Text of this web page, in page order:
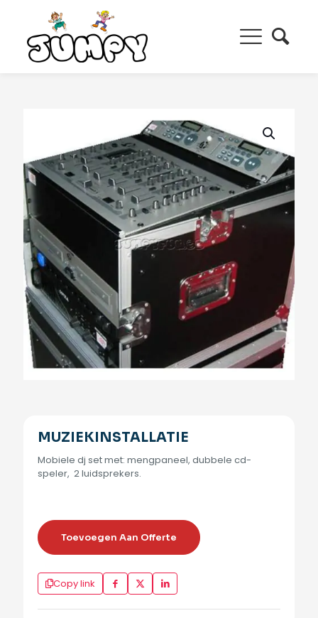
MUZIEKINSTALLATIE
Mobiele dj set met: mengpaneel, dubbele cd-
speler, 2 luidsprekers.
Toevoegen Aan Offerte
Copy link